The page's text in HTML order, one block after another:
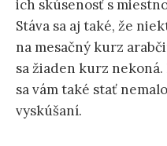
ich skúsenosť s
Stáva sa aj také, že
na mesačný kurz
sa žiaden kurz
sa vám také stať
vyskúšaní.